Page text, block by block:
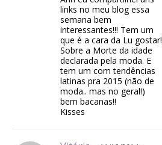
links no meu blog essa
semana bem
interessantes!!! Tem um
que é a cara da Lu gostar!
Sobre a Morte da idade
declarada pela moda. E
tem um com tendências
latinas pra 2015 (não de
moda.. mas no geral!)
bem bacanas!!
Kisses